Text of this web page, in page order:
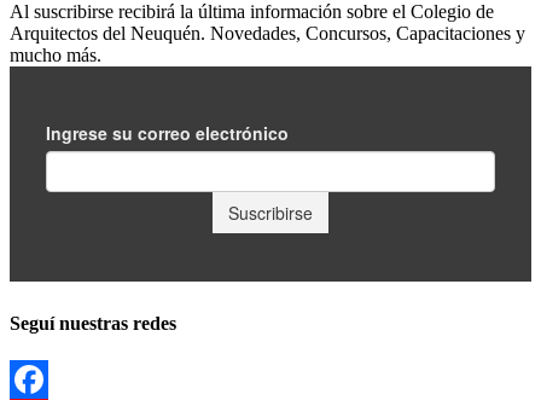
Al suscribirse recibirá la última información sobre el Colegio de
Arquitectos del Neuquén. Novedades, Concursos, Capacitaciones y
mucho más.
Seguí nuestras redes